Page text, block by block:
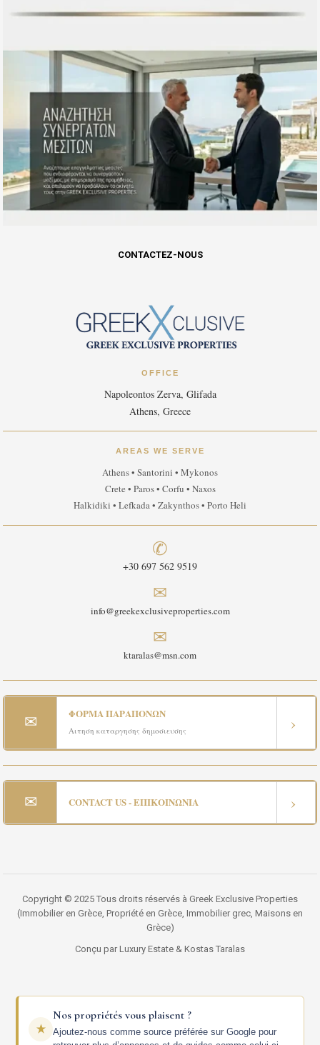
CONTACTEZ-NOUS
OFFICE
Napoleontos Zerva, Glifada
Athens, Greece
AREAS WE SERVE
Athens • Santorini • Mykonos
Crete • Paros • Corfu • Naxos
Halkidiki • Lefkada • Zakynthos • Porto Heli
✆
+30 697 562 9519
✉
info@greekexclusiveproperties.com
✉
ktaralas@msn.com
✉ ΦΟΡΜΑ ΠΑΡΑΠΟΝΩΝ
Αιτηση καταργησης δημοσιευσης ›
✉ CONTACT US - ΕΠΙΚΟΙΝΩΝΙΑ ›
Copyright © 2025 Tous droits réservés à Greek Exclusive Properties
(Immobilier en Grèce, Propriété en Grèce, Immobilier grec, Maisons en
Grèce)
Conçu par Luxury Estate & Kostas Taralas
Nos propriétés vous plaisent ?
Ajoutez-nous comme source préférée sur Google pour